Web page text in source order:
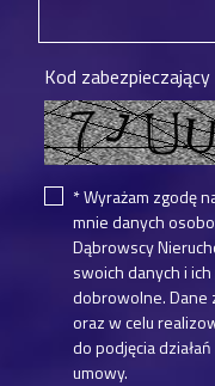
Kod zabezpieczający
* Wyrażam zgodę
mnie danych
Dąbrowscy
swoich danych i
dobrowolne. Dane
oraz w celu
do podjęcia
umowy.